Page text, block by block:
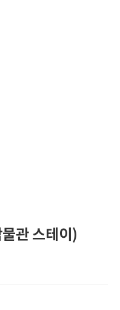
관 스테이)